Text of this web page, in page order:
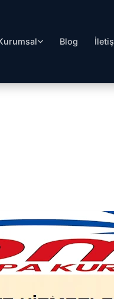
Blog